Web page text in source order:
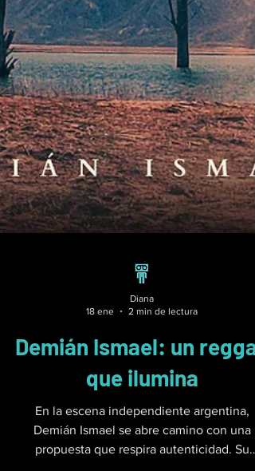
18 ene
2 min de lectura
Demián Ismael: un reggae
que ilumina
En la escena independiente argentina,